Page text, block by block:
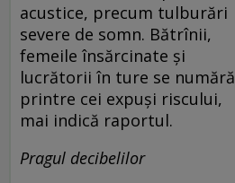
acustice, precum tulburări
severe de somn. Bătrînii,
femeile însărcinate și
lucrătorii în ture se numără
printre cei expuși riscului,
mai indică raportul.
Pragul decibelilor